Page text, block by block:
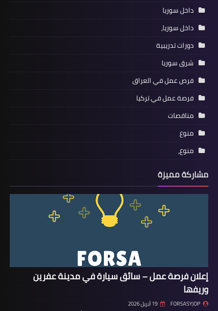
داخل سوريا
داخل سوريا،
دورات تدريبية
شرق سوريا
فرص عمل في العراق
فرصة عمل في تركيا
مناقصات
منوع
منوع،
مشاركة مميزة
إعلان فرصة عمل – سائق سيارة في مدينة عفرين
وريفها
FORSASYJOP 19 أبريل 2026